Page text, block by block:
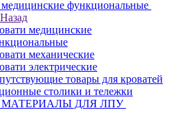
функциональные
Назад
медицинские
механические
электрические
товары для кроватей
столики и тележки
ДЛЯ ЛПУ